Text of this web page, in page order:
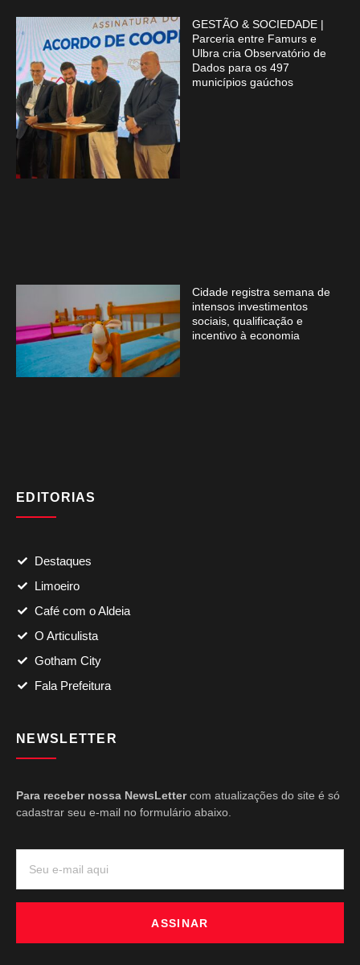
GESTÃO & SOCIEDADE |
Parceria entre Famurs e
Ulbra cria Observatório de
Dados para os 497
municípios gaúchos
Cidade registra semana de
intensos investimentos
sociais, qualificação e
incentivo à economia
EDITORIAS
Destaques
Limoeiro
Café com o Aldeia
O Articulista
Gotham City
Fala Prefeitura
NEWSLETTER
Para receber nossa NewsLettercom atualizações do site é só
cadastrar seu e-mail no formulário abaixo.
ASSINAR